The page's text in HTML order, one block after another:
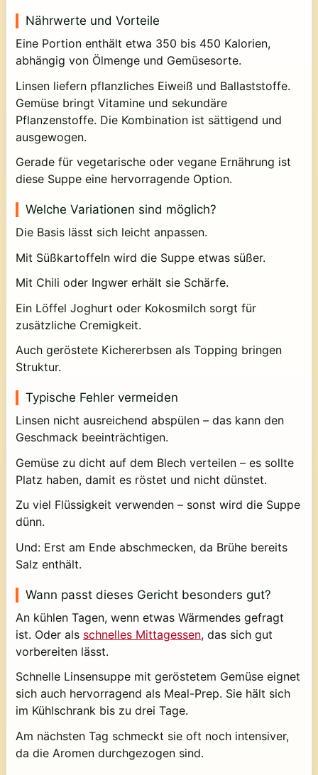
Nährwerte und Vorteile
Eine Portion enthält etwa 350 bis 450 Kalorien,
abhängig von Ölmenge und Gemüsesorte.
Linsen liefern pflanzliches Eiweiß und Ballaststoffe.
Gemüse bringt Vitamine und sekundäre
Pflanzenstoffe. Die Kombination ist sättigend und
ausgewogen.
Gerade für vegetarische oder vegane Ernährung ist
diese Suppe eine hervorragende Option.
Welche Variationen sind möglich?
Die Basis lässt sich leicht anpassen.
Mit Süßkartoffeln wird die Suppe etwas süßer.
Mit Chili oder Ingwer erhält sie Schärfe.
Ein Löffel Joghurt oder Kokosmilch sorgt für
zusätzliche Cremigkeit.
Auch geröstete Kichererbsen als Topping bringen
Struktur.
Typische Fehler vermeiden
Linsen nicht ausreichend abspülen – das kann den
Geschmack beeinträchtigen.
Gemüse zu dicht auf dem Blech verteilen – es sollte
Platz haben, damit es röstet und nicht dünstet.
Zu viel Flüssigkeit verwenden – sonst wird die Suppe
dünn.
Und: Erst am Ende abschmecken, da Brühe bereits
Salz enthält.
Wann passt dieses Gericht besonders gut?
An kühlen Tagen, wenn etwas Wärmendes gefragt
ist. Oder als schnelles Mittagessen, das sich gut
vorbereiten lässt.
Schnelle Linsensuppe mit geröstetem Gemüse eignet
sich auch hervorragend als Meal-Prep. Sie hält sich
im Kühlschrank bis zu drei Tage.
Am nächsten Tag schmeckt sie oft noch intensiver,
da die Aromen durchgezogen sind.